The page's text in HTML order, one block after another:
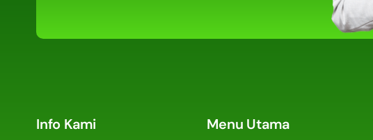
Info Kami Menu Utama